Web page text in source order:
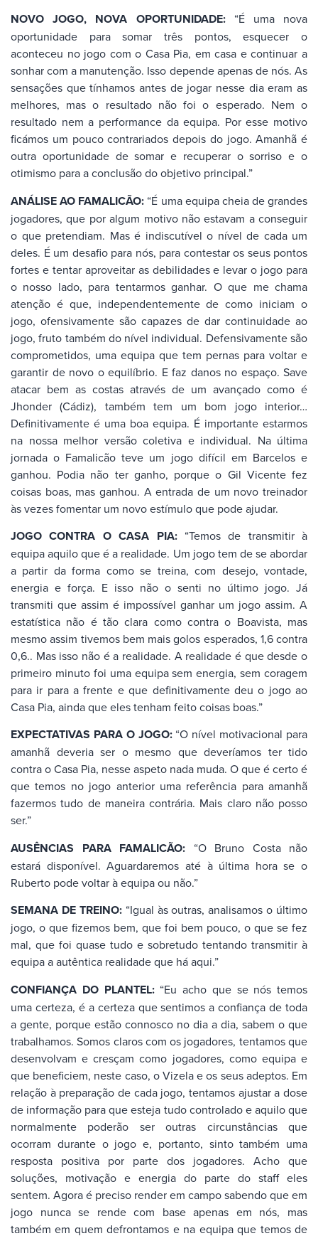
NOVO JOGO, NOVA OPORTUNIDADE: “É uma nova
oportunidade para somar três pontos, esquecer o
aconteceu no jogo com o Casa Pia, em casa e continuar a
sonhar com a manutenção. Isso depende apenas de nós. As
sensações que tínhamos antes de jogar nesse dia eram as
melhores, mas o resultado não foi o esperado. Nem o
resultado nem a performance da equipa. Por esse motivo
ficámos um pouco contrariados depois do jogo. Amanhã é
outra oportunidade de somar e recuperar o sorriso e o
otimismo para a conclusão do objetivo principal.”
ANÁLISE AO FAMALICÃO: “É uma equipa cheia de grandes
jogadores, que por algum motivo não estavam a conseguir
o que pretendiam. Mas é indiscutível o nível de cada um
deles. É um desafio para nós, para contestar os seus pontos
fortes e tentar aproveitar as debilidades e levar o jogo para
o nosso lado, para tentarmos ganhar. O que me chama
atenção é que, independentemente de como iniciam o
jogo, ofensivamente são capazes de dar continuidade ao
jogo, fruto também do nível individual. Defensivamente são
comprometidos, uma equipa que tem pernas para voltar e
garantir de novo o equilíbrio. E faz danos no espaço. Save
atacar bem as costas através de um avançado como é
Jhonder (Cádiz), também tem um bom jogo interior…
Definitivamente é uma boa equipa. É importante estarmos
na nossa melhor versão coletiva e individual. Na última
jornada o Famalicão teve um jogo difícil em Barcelos e
ganhou. Podia não ter ganho, porque o Gil Vicente fez
coisas boas, mas ganhou. A entrada de um novo treinador
às vezes fomentar um novo estímulo que pode ajudar.
JOGO CONTRA O CASA PIA: “Temos de transmitir à
equipa aquilo que é a realidade. Um jogo tem de se abordar
a partir da forma como se treina, com desejo, vontade,
energia e força. E isso não o senti no último jogo. Já
transmiti que assim é impossível ganhar um jogo assim. A
estatística não é tão clara como contra o Boavista, mas
mesmo assim tivemos bem mais golos esperados, 1,6 contra
0,6.. Mas isso não é a realidade. A realidade é que desde o
primeiro minuto foi uma equipa sem energia, sem coragem
para ir para a frente e que definitivamente deu o jogo ao
Casa Pia, ainda que eles tenham feito coisas boas.”
EXPECTATIVAS PARA O JOGO:“O nível motivacional para
amanhã deveria ser o mesmo que deveríamos ter tido
contra o Casa Pia, nesse aspeto nada muda. O que é certo é
que temos no jogo anterior uma referência para amanhã
fazermos tudo de maneira contrária. Mais claro não posso
ser.”
AUSÊNCIAS PARA FAMALICÃO: “O Bruno Costa não
estará disponível. Aguardaremos até à última hora se o
Ruberto pode voltar à equipa ou não.”
SEMANA DE TREINO:“Igual às outras, analisamos o último
jogo, o que fizemos bem, que foi bem pouco, o que se fez
mal, que foi quase tudo e sobretudo tentando transmitir à
equipa a autêntica realidade que há aqui.”
CONFIANÇA DO PLANTEL:“Eu acho que se nós temos
uma certeza, é a certeza que sentimos a confiança de toda
a gente, porque estão connosco no dia a dia, sabem o que
trabalhamos. Somos claros com os jogadores, tentamos que
desenvolvam e cresçam como jogadores, como equipa e
que beneficiem, neste caso, o Vizela e os seus adeptos. Em
relação à preparação de cada jogo, tentamos ajustar a dose
de informação para que esteja tudo controlado e aquilo que
normalmente poderão ser outras circunstâncias que
ocorram durante o jogo e, portanto, sinto também uma
resposta positiva por parte dos jogadores. Acho que
soluções, motivação e energia do parte do staff eles
sentem. Agora é preciso render em campo sabendo que em
jogo nunca se rende com base apenas em nós, mas
também em quem defrontamos e na equipa que temos de